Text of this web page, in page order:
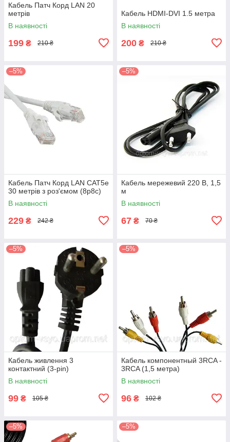
Кабель Патч Корд LAN 20
метрів
В наявності
199 ₴ 210 ₴
Кабель HDMI-DVI 1.5 метра
В наявності
200 ₴ 210 ₴
–5%
Кабель Патч Корд LAN CAT5е
30 метрів з роз'ємом (8p8c)
В наявності
229 ₴ 242 ₴
–5%
Кабель мережевий 220 В, 1,5
м
В наявності
67 ₴ 70 ₴
–5%
Кабель живлення 3
контактний (3-pin)
В наявності
99 ₴ 105 ₴
–5%
Кабель компонентный 3RCA -
3RCA (1,5 метра)
В наявності
96 ₴ 102 ₴
–5% –5%